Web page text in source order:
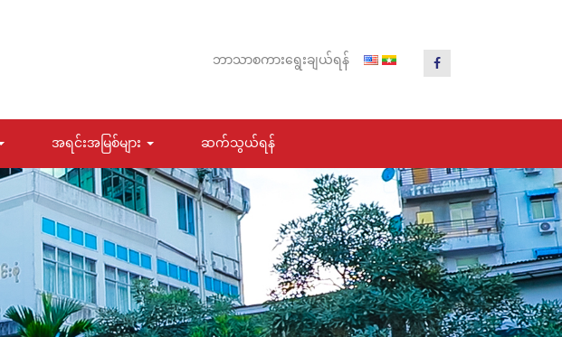
ဘာသာစကားရွေးချယ်ရန်
အရင်းအမြစ်များ ဆက်သွယ်ရန်